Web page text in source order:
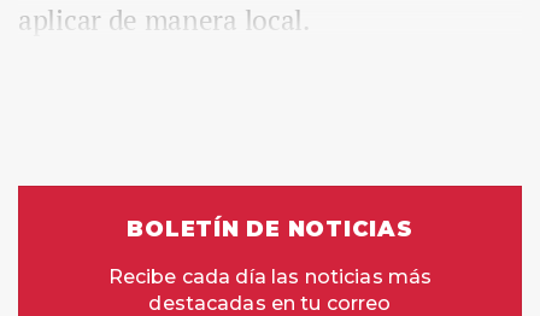
aplicar de manera local.